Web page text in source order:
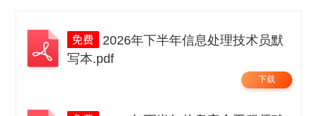
2026年下半年信息处理技术员默
写本.pdf
下载